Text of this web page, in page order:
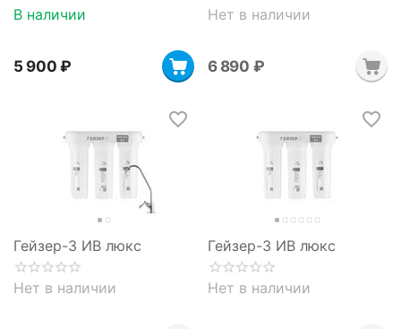
В наличии
5 900 ₽
Нет в наличии
6 890 ₽
Гейзер-3 ИВ люкс
Нет в наличии
Гейзер-3 ИВ люкс
Нет в наличии